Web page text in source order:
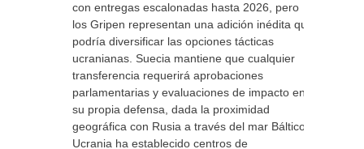
con entregas escalonadas hasta 2026, pero
los Gripen representan una adición inédita que
podría diversificar las opciones tácticas
ucranianas. Suecia mantiene que cualquier
transferencia requerirá aprobaciones
parlamentarias y evaluaciones de impacto en
su propia defensa, dada la proximidad
geográfica con Rusia a través del mar Báltico.
Ucrania ha establecido centros de